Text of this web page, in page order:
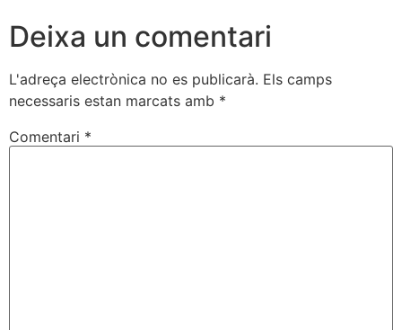
Deixa un comentari
L'adreça electrònica no es publicarà. Els camps
necessaris estan marcats amb *
Comentari *